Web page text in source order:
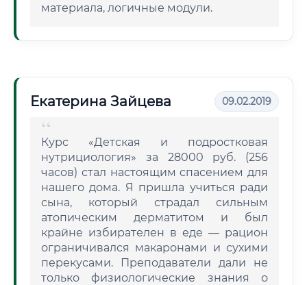
материала, логичные модули.
Екатерина Зайцева 09.02.2019
Курс «Детская и подростковая
нутрициология» за 28000 руб. (256
часов) стал настоящим спасением для
нашего дома. Я пришла учиться ради
сына, который страдал сильным
атопическим дерматитом и был
крайне избирателен в еде — рацион
ограничивался макаронами и сухими
перекусами. Преподаватели дали не
только физиологические знания о